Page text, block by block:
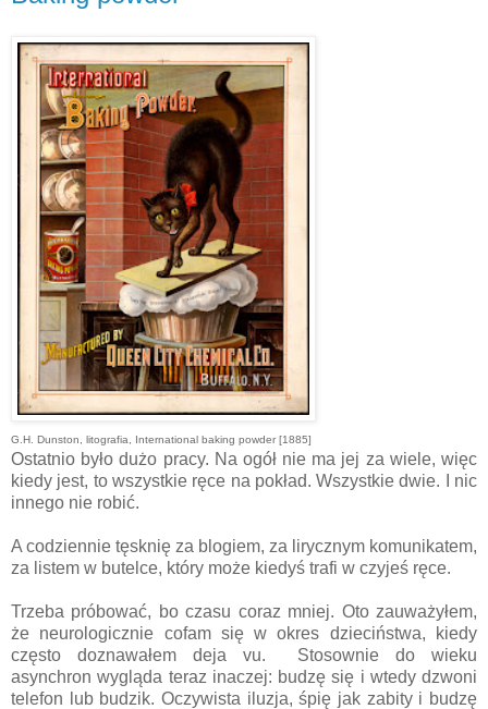
G.H. Dunston, litografia, International baking powder [1885]
Ostatnio było dużo pracy. Na ogół nie ma jej za wiele, więc
kiedy jest, to wszystkie ręce na pokład. Wszystkie dwie. I nic
innego nie robić.
A codziennie tęsknię za blogiem, za lirycznym komunikatem,
za listem w butelce, który może kiedyś trafi w czyjeś ręce.
Trzeba próbować, bo czasu coraz mniej. Oto zauważyłem,
że neurologicznie cofam się w okres dzieciństwa, kiedy
często doznawałem deja vu. Stosownie do wieku
asynchron wygląda teraz inaczej: budzę się i wtedy dzwoni
telefon lub budzik. Oczywista iluzja, śpię jak zabity i budzę